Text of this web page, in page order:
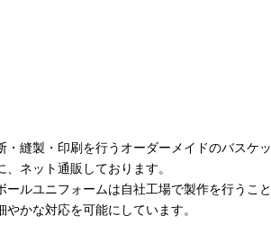
・縫製・印刷を行うオーダーメイドのバスケッ
ネット通販しております。
ールユニフォームは自社工場で製作を行うこと
かな対応を可能にしています。